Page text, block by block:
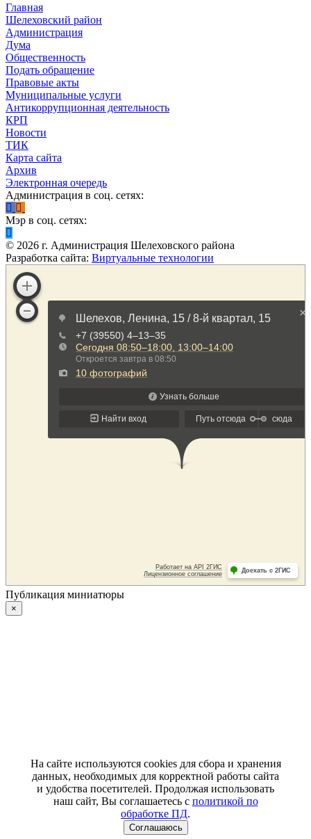
Главная
Шелеховский район
Администрация
Дума
Общественность
Подать обращение
Правовые акты
Муниципальные услуги
Антикоррупционная деятельность
КРП
Новости
ТИК
Карта сайта
Архив
Электронная очередь
Администрация в соц. сетях:
Мэр в соц. сетях:
© 2026 г. Администрация Шелеховского района
Разработка сайта: Виртуальные технологии
Публикация миниатюры
×
На сайте используются cookies для сбора и хранения
данных, необходимых для корректной работы сайта
и удобства посетителей. Продолжая использовать
наш сайт, Вы соглашаетесь с политикой по
обработке ПД.
Соглашаюсь